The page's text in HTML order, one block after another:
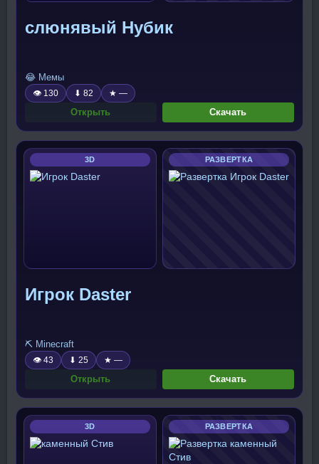
слюнявый Нубик
😂 Мемы
👁 130 ⬇ 82 ★ —
Открыть Скачать
3D РАЗВЕРТКА
Игрок Daster
⛏️ Minecraft
👁 43 ⬇ 25 ★ —
Открыть Скачать
3D РАЗВЕРТКА